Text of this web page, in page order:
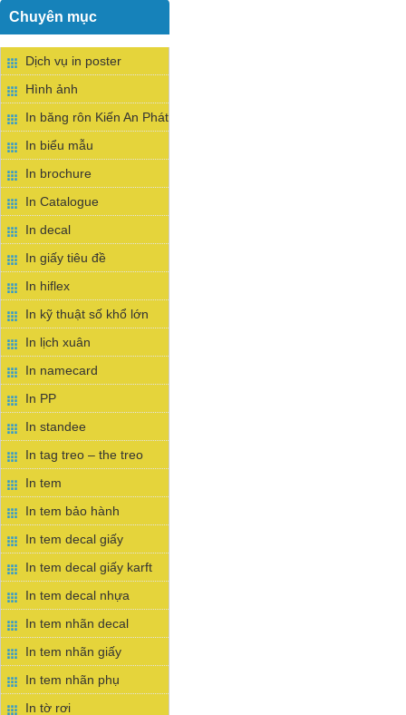
Chuyên mục
Dịch vụ in poster
Hình ảnh
In băng rôn Kiến An Phát
In biểu mẫu
In brochure
In Catalogue
In decal
In giấy tiêu đề
In hiflex
In kỹ thuật số khổ lớn
In lịch xuân
In namecard
In PP
In standee
In tag treo – the treo
In tem
In tem bảo hành
In tem decal giấy
In tem decal giấy karft
In tem decal nhựa
In tem nhãn decal
In tem nhãn giấy
In tem nhãn phụ
In tờ rơi